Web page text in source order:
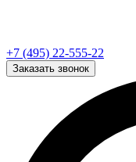
+7 (495) 22-555-22
Заказать звонок